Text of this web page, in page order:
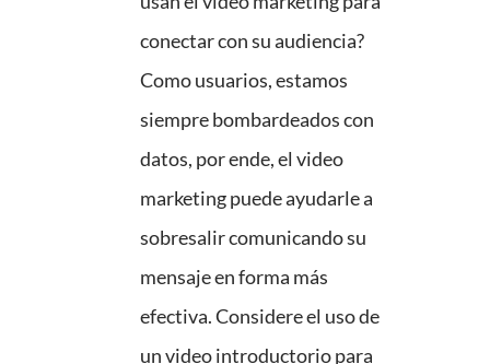
conectar con su audiencia?
Como usuarios, estamos
siempre bombardeados con
datos, por ende, el video
marketing puede ayudarle a
sobresalir comunicando su
mensaje en forma más
efectiva. Considere el uso de
un video introductorio para